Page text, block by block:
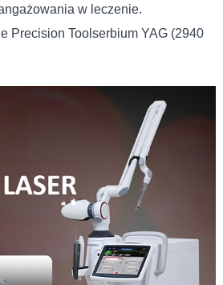
w leczenie.
Precision Toolserbium YAG (2940